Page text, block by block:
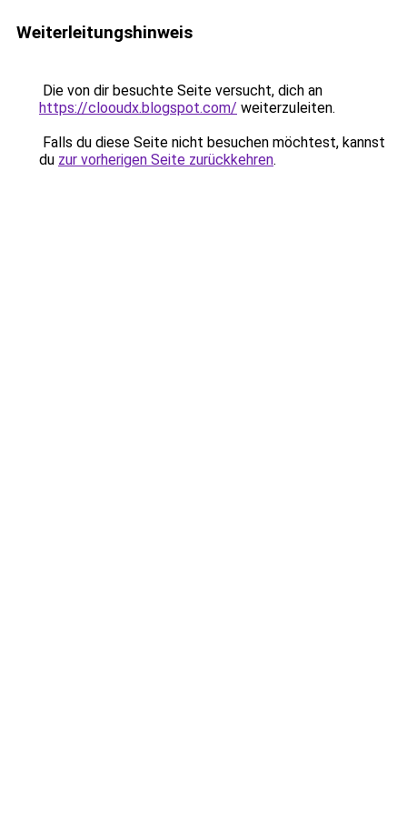
Weiterleitungshinweis
Die von dir besuchte Seite versucht, dich an
https://clooudx.blogspot.com/ weiterzuleiten.
Falls du diese Seite nicht besuchen möchtest, kannst
du zur vorherigen Seite zurückkehren.